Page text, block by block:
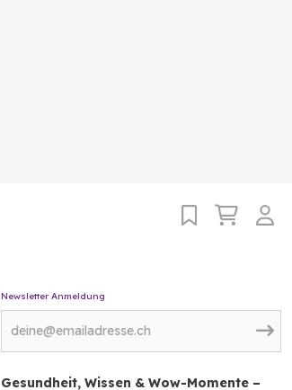
Newsletter Anmeldung
Gesundheit, Wissen & Wow-Momente –